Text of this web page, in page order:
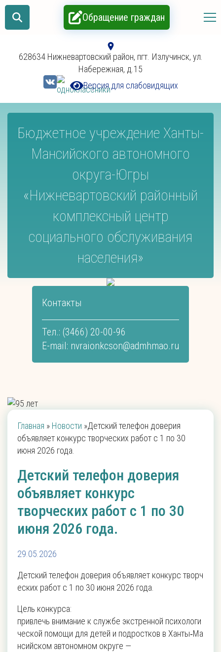
628634 Нижневартовский район, пгт. Излучинск, ул.
Набережная, д.15
Версия для слабовидящих
Бюджетное учреждение Ханты-
Мансийского автономного
округа-Югры
«Нижневартовский районный
комплексный центр
социального обслуживания
населения»
Контакты
Тел.: (3466) 20-00-96
E-mail: nvraionkcson@admhmao.ru
Обращение граждан
Главная » Новости »Детский телефон доверия
объявляет конкурс творческих работ с 1 по 30
июня 2026 года.
Детский телефон доверия
объявляет конкурс
творческих работ с 1 по 30
июня 2026 года.
29.05.2026
Детский телефон доверия объявляет конкурс творч
еских работ с 1 по 30 июня 2026 года.
Цель конкурса:
привлечь внимание к службе экстренной психологи
ческой помощи для детей и подростков в Ханты‑Ма
нсийском автономном округе —